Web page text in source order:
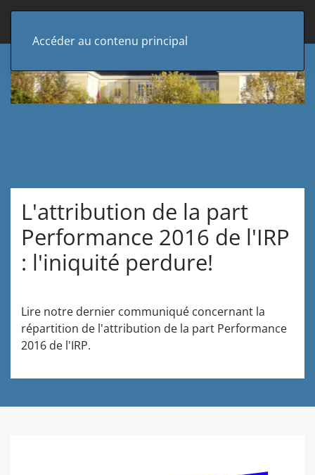
Accéder au contenu principal
L'attribution de la part
Performance 2016 de l'IRP
: l'iniquité perdure!
Lire notre dernier communiqué concernant la
répartition de l'attribution de la part Performance
2016 de l'IRP.